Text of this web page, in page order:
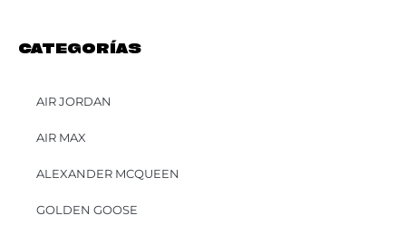
CATEGORÍAS
AIR JORDAN
AIR MAX
ALEXANDER MCQUEEN
GOLDEN GOOSE